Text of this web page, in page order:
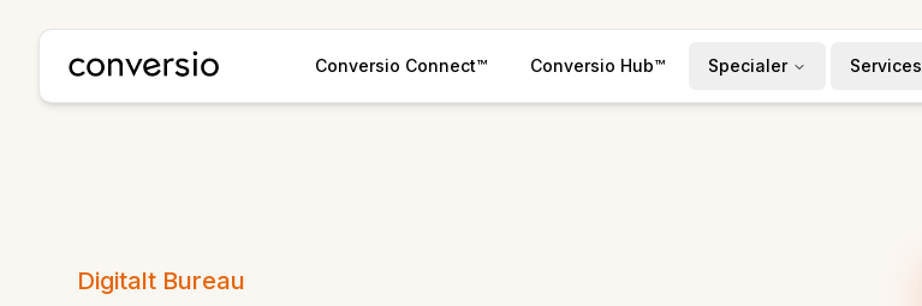
Conversio Conversio Connect™ Conversio Hub™ Specialer Services
Digitalt Bureau